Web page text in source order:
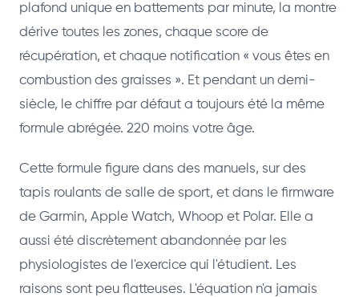
plafond unique en battements par minute, la montre
dérive toutes les zones, chaque score de
récupération, et chaque notification « vous êtes en
combustion des graisses ». Et pendant un demi-
siècle, le chiffre par défaut a toujours été la même
formule abrégée. 220 moins votre âge.
Cette formule figure dans des manuels, sur des
tapis roulants de salle de sport, et dans le firmware
de Garmin, Apple Watch, Whoop et Polar. Elle a
aussi été discrètement abandonnée par les
physiologistes de l'exercice qui l'étudient. Les
raisons sont peu flatteuses. L'équation n'a jamais